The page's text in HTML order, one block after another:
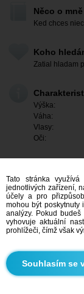
Něco o mně
Ked chces
Koho
Zatial hladam
Výška:
Váha:
Vlasy:
Oči:
Tato stránka
jednotlivých zařízení,
účely a pro
mohou být poskytnuty
analýzy. Pokud
vyhovuje aktuální
prohlížeči, čímž však